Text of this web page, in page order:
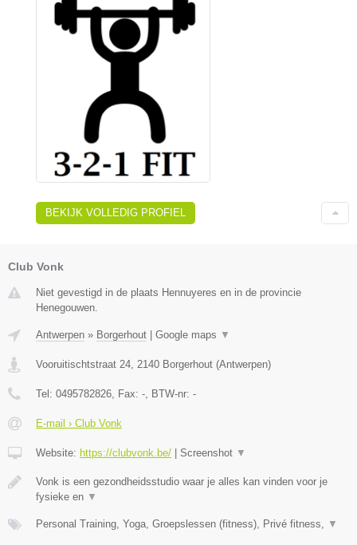
BEKIJK VOLLEDIG PROFIEL
Club Vonk
Niet gevestigd in de plaats Hennuyeres en in de provincie
Henegouwen.
Antwerpen » Borgerhout | Google maps ▼
Vooruitischtstraat 24 2140 Borgerhout (Antwerpen)
Tel: 0495782826 , Fax: - , BTW-nr: -
E-mail › Club Vonk
Website: https://clubvonk.be/ | Screenshot ▼
Vonk is een gezondheidsstudio waar je alles kan vinden voor je
fysieke en ▼
Personal Training, Yoga, Groepslessen (fitness), Privé fitness, ▼